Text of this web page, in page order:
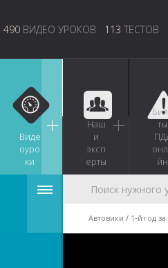
490 ВИДЕО УРОКОВ 113 ТЕСТОВ
Виде
оуро
ки
Наш
и
эксп
ерты
ты
йн
Автовики 1‑й год